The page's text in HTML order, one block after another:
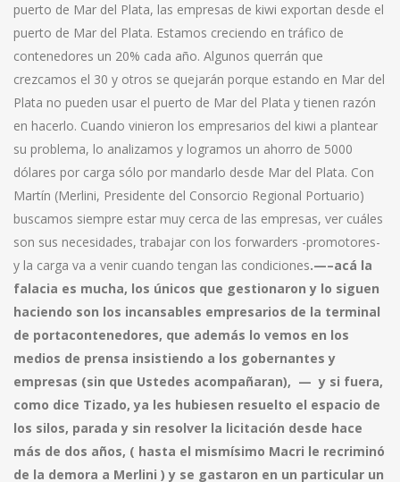
puerto de Mar del Plata, las empresas de kiwi exportan desde el
puerto de Mar del Plata. Estamos creciendo en tráfico de
contenedores un 20% cada año. Algunos querrán que
crezcamos el 30 y otros se quejarán porque estando en Mar del
Plata no pueden usar el puerto de Mar del Plata y tienen razón
en hacerlo. Cuando vinieron los empresarios del kiwi a plantear
su problema, lo analizamos y logramos un ahorro de 5000
dólares por carga sólo por mandarlo desde Mar del Plata. Con
Martín (Merlini, Presidente del Consorcio Regional Portuario)
buscamos siempre estar muy cerca de las empresas, ver cuáles
son sus necesidades, trabajar con los forwarders -promotores-
y la carga va a venir cuando tengan las condiciones.—–acá la
falacia es mucha, los únicos que gestionaron y lo siguen
haciendo son los incansables empresarios de la terminal
de portacontenedores, que además lo vemos en los
medios de prensa insistiendo a los gobernantes y
empresas (sin que Ustedes acompañaran), — y si fuera,
como dice Tizado, ya les hubiesen resuelto el espacio de
los silos, parada y sin resolver la licitación desde hace
más de dos años, ( hasta el mismísimo Macri le recriminó
de la demora a Merlini ) y se gastaron en un particular un